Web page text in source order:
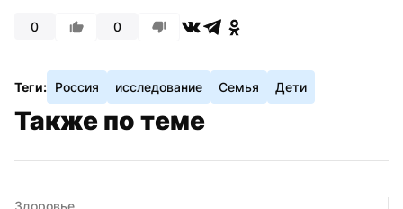
0 0
Теги: Россия исследование Семья Дети
Также по теме
Здоровье